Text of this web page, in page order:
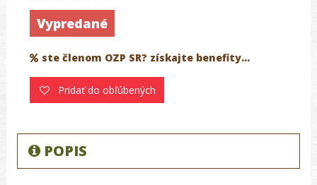
Vypredané
ste členom OZP SR? získajte benefity...
Pridať do obľúbených
POPIS